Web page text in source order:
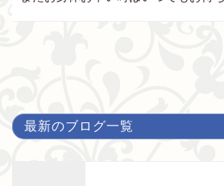
最新のブログ一覧